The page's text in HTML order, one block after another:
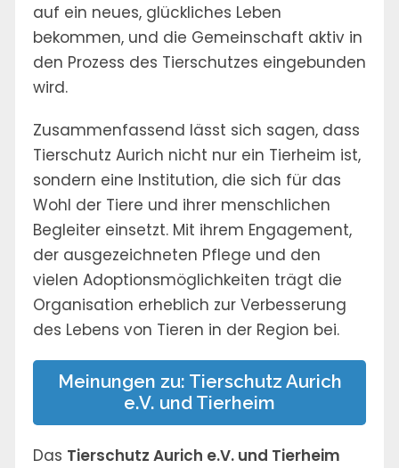
auf ein neues, glückliches Leben
bekommen, und die Gemeinschaft aktiv in
den Prozess des Tierschutzes eingebunden
wird.
Zusammenfassend lässt sich sagen, dass
Tierschutz Aurich nicht nur ein Tierheim ist,
sondern eine Institution, die sich für das
Wohl der Tiere und ihrer menschlichen
Begleiter einsetzt. Mit ihrem Engagement,
der ausgezeichneten Pflege und den
vielen Adoptionsmöglichkeiten trägt die
Organisation erheblich zur Verbesserung
des Lebens von Tieren in der Region bei.
Meinungen zu: Tierschutz Aurich
e.V. und Tierheim
Das Tierschutz Aurich e.V. und Tierheim